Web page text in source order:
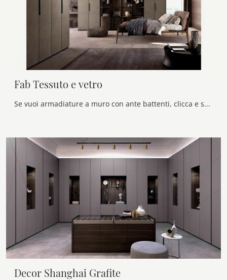
Fab Tessuto e vetro
Se vuoi armadiature a muro con ante battenti, clicca e scopri l'armadio Fab Tessuto e vetro di Olivieri in materico.
Decor Shanghai Grafite